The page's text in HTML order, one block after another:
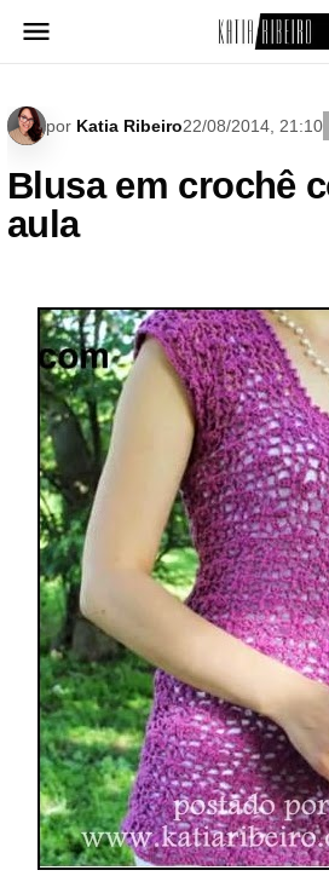
para
por Katia Ribeiro22/08/2014, 21:10
Blusa em crochê
aula